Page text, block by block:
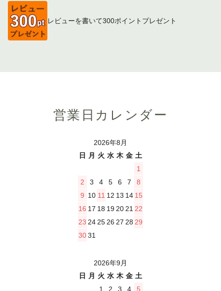
レビューを書いて300ポイントプレゼント
営業日カレンダー
2026年8月
日
月 火 水 木 金 土
1
2
3 4 5 6 7
8
9 10 11 12 13 14 15
16 17 18 19 20 21 22
23 24 25 26 27 28 29
3031
2026年9月
日
月 火 水 木 金 土
1
2 3 4 5